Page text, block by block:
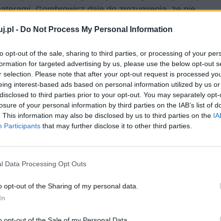
- Do Not Process My Personal Information
opt-out of the sale, sharing to third parties, or processing of your
for targeted advertising by us, please use the below opt-out
selection. Please note that after your opt-out request is processed
interest-based ads based on personal information utilized by us
to third parties prior to your opt-out. You may separately
of your personal information by third parties on the IAB’s list of
This information may also be disclosed by us to third parties on the
Participants that may further disclose it to other third parties.
Data Processing Opt Outs
opt-out of the Sharing of my personal data.
Gombrowicz daje do zrozumienia, że nie
zależy wyłącznie od sytuacji, w której
To bardzo wyraźnie koresponduje z
on, stojąc przed lustrem, jak bardzo można
zmuszany. Tak jest w dziele Bolesława Prusa
stary subiekt,Ignacy Rzecki , bawi się lalkami na
w tym kontekście. Główny bohater powieści,
sobie poradzić w zasadzie w każdej sytuacji
kwestią, w której to on musi dostosowywać się do
By zbliżyć się do ukochanej, mężczyzna musi
wielu wyrzeczeń i czynów, których sam z
tych działań, Wokulski coraz bardziej oddala się
miłości ukochanej stają się całkowicie